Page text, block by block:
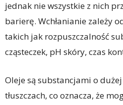
jednak nie wszystkie z nich
barierę. Wchłanianie zależy
takich jak rozpuszczalność
cząsteczek, pH skóry, czas
Oleje są substancjami o
tłuszczach, co oznacza, że